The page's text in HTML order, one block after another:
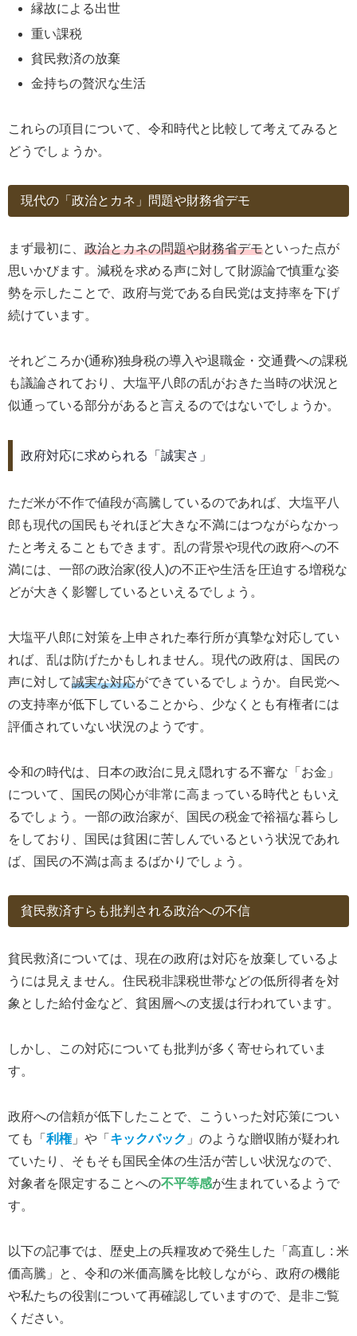
縁故による出世
重い課税
貧民救済の放棄
金持ちの贅沢な生活
これらの項目について、令和時代と比較して考えてみると
どうでしょうか。
現代の「政治とカネ」問題や財務省デモ
まず最初に、 政治とカネの問題や財務省デモといった点が
思いかびます。減税を求める声に対して財源論で慎重な姿
勢を示したことで、政府与党である自民党は支持率を下げ
続けています。
それどころか(通称)独身税の導入や退職金・交通費への課税
も議論されており、大塩平八郎の乱がおきた当時の状況と
似通っている部分があると言えるのではないでしょうか。
政府対応に求められる「誠実さ」
ただ米が不作で値段が高騰しているのであれば、大塩平八
郎も現代の国民もそれほど大きな不満にはつながらなかっ
たと考えることもできます。乱の背景や現代の政府への不
満には、一部の政治家(役人)の不正や生活を圧迫する増税な
どが大きく影響しているといえるでしょう。
大塩平八郎に対策を上申された奉行所が真摯な対応してい
れば、乱は防げたかもしれません。現代の政府は、国民の
声に対して誠実な対応ができているでしょうか。自民党へ
の支持率が低下していることから、少なくとも有権者には
評価されていない状況のようです。
令和の時代は、日本の政治に見え隠れする不審な「お金」
について、国民の関心が非常に高まっている時代ともいえ
るでしょう。一部の政治家が、国民の税金で裕福な暮らし
をしており、国民は貧困に苦しんでいるという状況であれ
ば、国民の不満は高まるばかりでしょう。
貧民救済すらも批判される政治への不信
貧民救済については、現在の政府は対応を放棄しているよ
うには見えません。住民税非課税世帯などの低所得者を対
象とした給付金など、貧困層への支援は行われています。
しかし、この対応についても批判が多く寄せられていま
す。
政府への信頼が低下したことで、こういった対応策につい
ても「 利権」や「 キックバック 」のような贈収賄が疑われ
ていたり、そもそも国民全体の生活が苦しい状況なので、
対象者を限定することへの不平等感が生まれているようで
す。
以下の記事では、歴史上の兵糧攻めで発生した「高直し : 米
価高騰」と、令和の米価高騰を比較しながら、政府の機能
や私たちの役割について再確認していますので、是非ご覧
ください。